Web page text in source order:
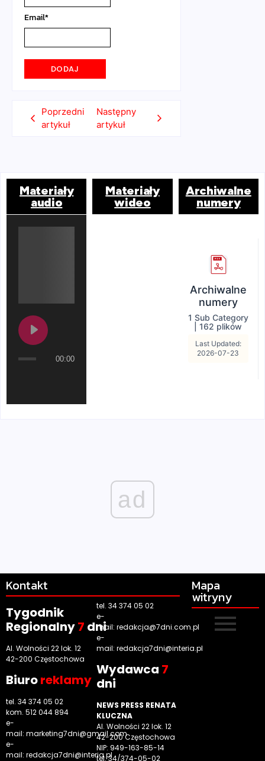
Email*
Poprzedni
artykuł
Następny
artykuł
Materiały
audio
00:00
Materiały
wideo
Archiwalne
numery
Archiwalne
numery
1 Sub Category
162 plików
Last Updated:
2026-07-23
ad
Kontakt
Tygodnik
Regionalny7 dni
Al. Wolności 22 lok. 12
42-200 Częstochowa
Biuroreklamy
tel. 34 374 05 02
kom. 512 044 894
e-
mail: marketing7dni@gmail.com
e-
mail: redakcja7dni@interia.pl
tel. 34 374 05 02
e-
mail: redakcja@7dni.com.pl
e-
mail: redakcja7dni@interia.pl
Wydawca 7
dni
NEWS PRESS RENATA
KLUCZNA
Al. Wolności 22 lok. 12
42-200 Częstochowa
NIP: 949-163-85-14
tel. 34/374-05-02
Mapa
witryny